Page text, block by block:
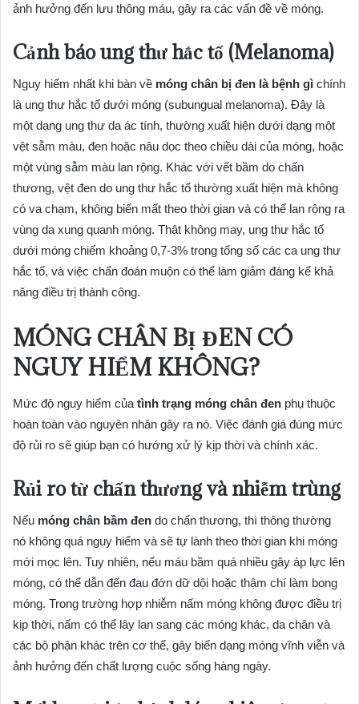
ảnh hưởng đến lưu thông máu, gây ra các vấn đề về móng.
Cảnh báo ung thư hắc tố (Melanoma)
Nguy hiểm nhất khi bàn về móng chân bị đen là bệnh gì chính
là ung thư hắc tố dưới móng (subungual melanoma). Đây là
một dạng ung thư da ác tính, thường xuất hiện dưới dạng một
vệt sẫm màu, đen hoặc nâu dọc theo chiều dài của móng, hoặc
một vùng sẫm màu lan rộng. Khác với vết bầm do chấn
thương, vệt đen do ung thư hắc tố thường xuất hiện mà không
có va chạm, không biến mất theo thời gian và có thể lan rộng ra
vùng da xung quanh móng. Thật không may, ung thư hắc tố
dưới móng chiếm khoảng 0,7-3% trong tổng số các ca ung thư
hắc tố, và việc chẩn đoán muộn có thể làm giảm đáng kể khả
năng điều trị thành công.
MÓNG CHÂN BỊ ĐEN CÓ
NGUY HIỂM KHÔNG?
Mức độ nguy hiểm của tình trạng móng chân đen phụ thuộc
hoàn toàn vào nguyên nhân gây ra nó. Việc đánh giá đúng mức
độ rủi ro sẽ giúp bạn có hướng xử lý kịp thời và chính xác.
Rủi ro từ chấn thương và nhiễm trùng
Nếu móng chân bầm đen do chấn thương, thì thông thường
nó không quá nguy hiểm và sẽ tự lành theo thời gian khi móng
mới mọc lên. Tuy nhiên, nếu máu bầm quá nhiều gây áp lực lên
móng, có thể dẫn đến đau đớn dữ dội hoặc thậm chí làm bong
móng. Trong trường hợp nhiễm nấm móng không được điều trị
kịp thời, nấm có thể lây lan sang các móng khác, da chân và
các bộ phận khác trên cơ thể, gây biến dạng móng vĩnh viễn và
ảnh hưởng đến chất lượng cuộc sống hàng ngày.